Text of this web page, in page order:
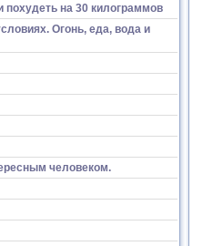
похудеть на 30 килограммов
Огонь, еда, вода и
человеком.